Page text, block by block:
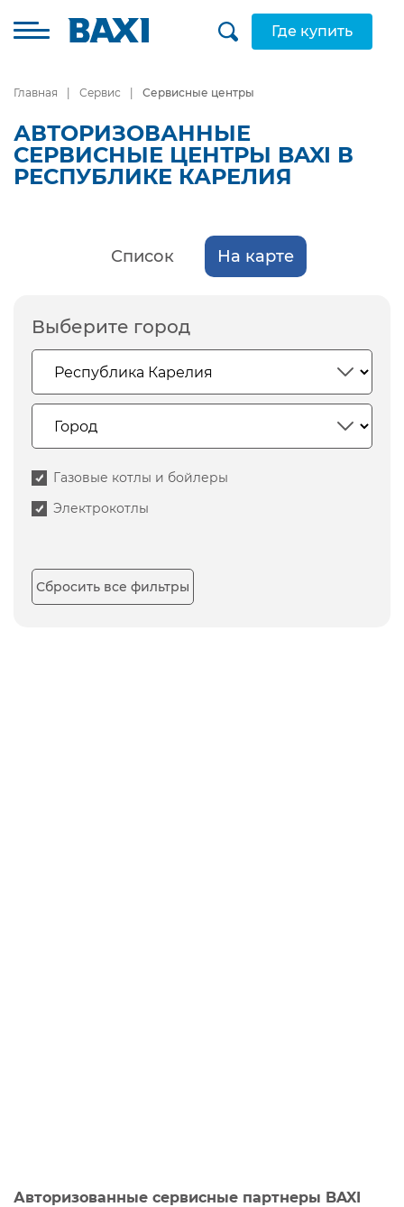
Где купить
Главная Сервис Сервисные центры
АВТОРИЗОВАННЫЕ
СЕРВИСНЫЕ ЦЕНТРЫ BAXI В
РЕСПУБЛИКЕ КАРЕЛИЯ
Список На карте
Выберите город
Газовые котлы и бойлеры
Электрокотлы
Сбросить все фильтры
Авторизованные сервисные партнеры BAXI